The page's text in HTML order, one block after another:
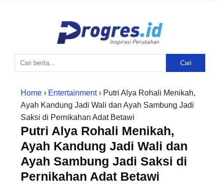
Cari
Home › Entertainment› Putri Alya Rohali Menikah,
Ayah Kandung Jadi Wali dan Ayah Sambung Jadi
Saksi di Pernikahan Adat Betawi
Putri Alya Rohali Menikah,
Ayah Kandung Jadi Wali dan
Ayah Sambung Jadi Saksi di
Pernikahan Adat Betawi